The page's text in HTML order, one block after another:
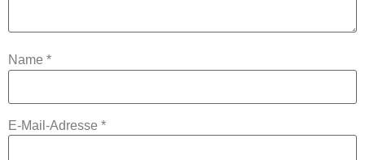
Name *
E-Mail-Adresse *